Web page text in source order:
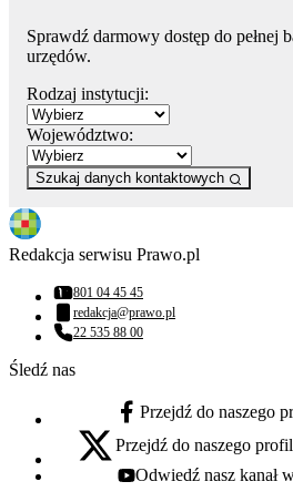
Sprawdź darmowy dostęp do pełnej
urzędów.
Rodzaj instytucji:
Województwo:
Szukaj danych kontaktowych
Redakcja serwisu Prawo.pl
Numer telefonu:
801 04 45 45
Adres email:
redakcja@prawo.pl
Numer telefonu:
22 535 88 00
Śledź nas
facebook - otwiera się w nowej
Przejdź do naszego
x - otwiera się w nowej karcie
Przejdź do naszego
youtube - otwiera się w nowej
Odwiedź nasz kanał